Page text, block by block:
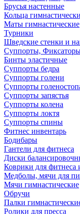
Брусья настенные
Кольца
Маты гимнастические
Турники
Шведские стенки и
Суппорты,
Бинты эластичные
Суппорты бедра
Суппорты голени
Суппорты
Суппорты запястья
Суппорты колена
Суппорты локтя
Суппорты спины
Фитнес инвентарь
Бодибары
Гантели для фитнеса
Диски
Коврики для фитнеса
Медболы, мячи для
Мячи гимнастические
Обручи
Палки
Ролики для пресса